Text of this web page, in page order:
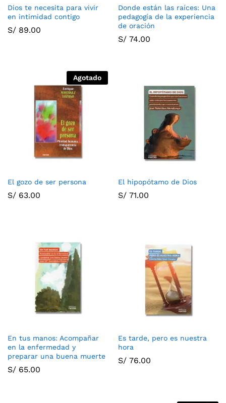
Dios te necesita para vivir
en intimidad contigo
S/ 89.00
Donde están las raíces: Una
pedagogía de la experiencia
de oración
S/ 74.00
Agotado
El gozo de ser persona
S/ 63.00
El hipopótamo de Dios
S/ 71.00
En tus manos: Acompañar
en la enfermedad y
preparar una buena muerte
S/ 65.00
Es tarde, pero es nuestra
hora
S/ 76.00